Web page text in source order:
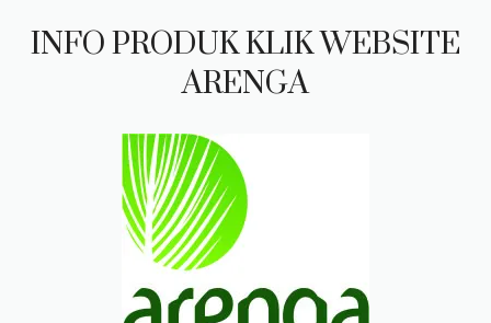
INFO PRODUK KLIK WEBSITE
ARENGA